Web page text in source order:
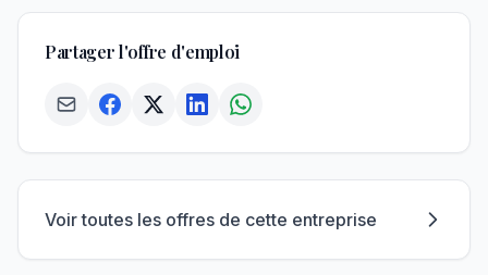
Partager l'offre d'emploi
Voir toutes les offres de cette entreprise